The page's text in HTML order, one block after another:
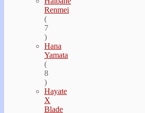
Renmei
(
7
)
Hana
Yamata
(
8
)
Hayate
Х
Blade